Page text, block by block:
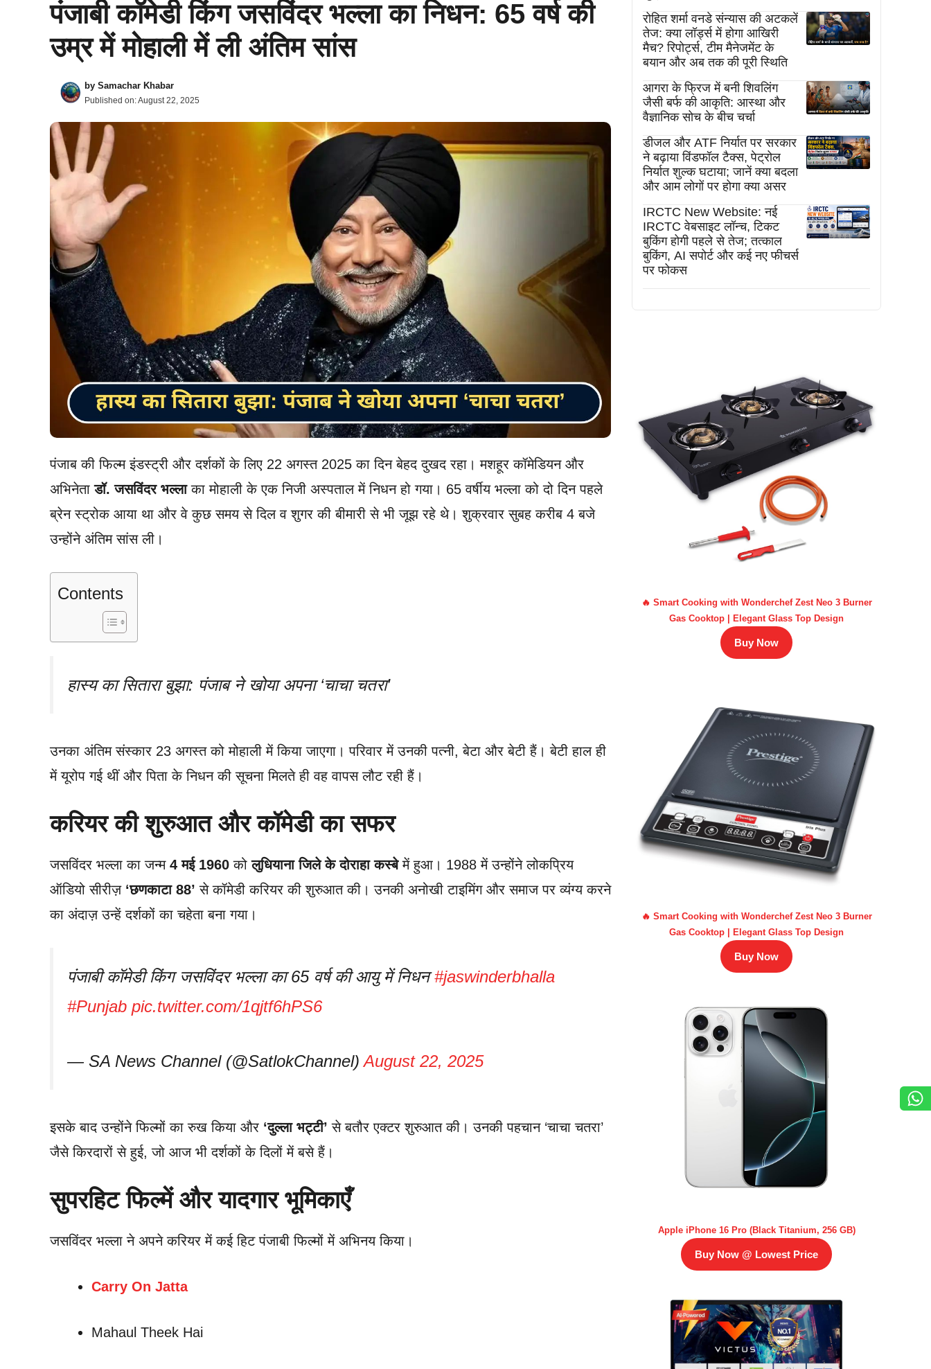
पंजाबी कॉमेडी किंग जसविंदर भल्ला का निधन: 65 वर्ष की
उम्र में मोहाली में ली अंतिम सांस
by Samachar Khabar
Published on:August 22, 2025
पंजाब की फिल्म इंडस्ट्री और दर्शकों के लिए 22 अगस्त 2025 का दिन बेहद दुखद रहा। मशहूर कॉमेडियन और
अभिनेताडॉ. जसविंदर भल्लाका मोहाली के एक निजी अस्पताल में निधन हो गया। 65 वर्षीय भल्ला को दो दिन पहले
ब्रेन स्ट्रोक आया था और वे कुछ समय से दिल व शुगर की बीमारी से भी जूझ रहे थे। शुक्रवार सुबह करीब 4 बजे
उन्होंने अंतिम सांस ली।
Contents
हास्य का सितारा बुझा: पंजाब ने खोया अपना ‘चाचा चतरा’
उनका अंतिम संस्कार 23 अगस्त को मोहाली में किया जाएगा। परिवार में उनकी पत्नी, बेटा और बेटी हैं। बेटी हाल ही
में यूरोप गई थीं और पिता के निधन की सूचना मिलते ही वह वापस लौट रही हैं।
करियर की शुरुआत और कॉमेडी का सफर
जसविंदर भल्ला का जन्म 4 मई 1960 कोलुधियाना जिले के दोराहा कस्बेमें हुआ। 1988 में उन्होंने लोकप्रिय
ऑडियो सीरीज़ ‘छणकाटा 88’ से कॉमेडी करियर की शुरुआत की। उनकी अनोखी टाइमिंग और समाज पर व्यंग्य करने
का अंदाज़ उन्हें दर्शकों का चहेता बना गया।
पंजाबी कॉमेडी किंग जसविंदर भल्ला का 65 वर्ष की आयु में निधन#jaswinderbhalla
#Punjab pic.twitter.com/1qjtf6hPS6
— SA News Channel (@SatlokChannel)August 22, 2025
इसके बाद उन्होंने फिल्मों का रुख किया और ‘दुल्ला भट्टी’ से बतौर एक्टर शुरुआत की। उनकी पहचान ‘चाचा चतरा’
जैसे किरदारों से हुई, जो आज भी दर्शकों के दिलों में बसे हैं।
सुपरहिट फिल्में और यादगार भूमिकाएँ
जसविंदर भल्ला ने अपने करियर में कई हिट पंजाबी फिल्मों में अभिनय किया।
Carry On Jatta
Mahaul Theek Hai
रोहित शर्मा वनडे संन्यास की अटकलें
तेज: क्या लॉर्ड्स में होगा आखिरी
मैच? रिपोर्ट्स, टीम मैनेजमेंट के
बयान और अब तक की पूरी स्थिति
आगरा के फ्रिज में बनी शिवलिंग
जैसी बर्फ की आकृति: आस्था और
वैज्ञानिक सोच के बीच चर्चा
डीजल और ATF निर्यात पर सरकार
ने बढ़ाया विंडफॉल टैक्स, पेट्रोल
निर्यात शुल्क घटाया; जानें क्या बदला
और आम लोगों पर होगा क्या असर
IRCTC New Website: नई
IRCTC वेबसाइट लॉन्च, टिकट
बुकिंग होगी पहले से तेज; तत्काल
बुकिंग, AI सपोर्ट और कई नए फीचर्स
पर फोकस
🔥 Smart Cooking with Wonderchef Zest Neo 3 Burner
Gas Cooktop | Elegant Glass Top Design
Buy Now
🔥 Smart Cooking with Wonderchef Zest Neo 3 Burner
Gas Cooktop | Elegant Glass Top Design
Buy Now
Apple iPhone 16 Pro (Black Titanium, 256 GB)
Buy Now @ Lowest Price